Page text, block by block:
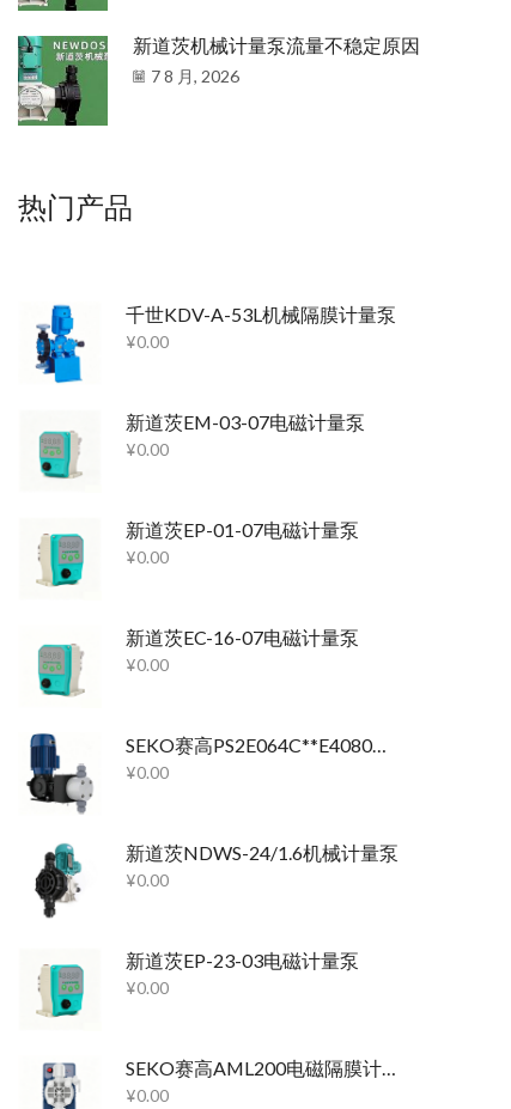
新道茨机械计量泵流量不稳定原因
7 8 月, 2026
热门产品
千世KDV-A-53L机械隔膜计量泵
¥0.00
新道茨EM-03-07电磁计量泵
¥0.00
新道茨EP-01-07电磁计量泵
¥0.00
新道茨EC-16-07电磁计量泵
¥0.00
SEKO赛高PS2E064C**E4080机械隔膜计量泵
¥0.00
新道茨NDWS-24/1.6机械计量泵
¥0.00
新道茨EP-23-03电磁计量泵
¥0.00
SEKO赛高AML200电磁隔膜计量泵
¥0.00